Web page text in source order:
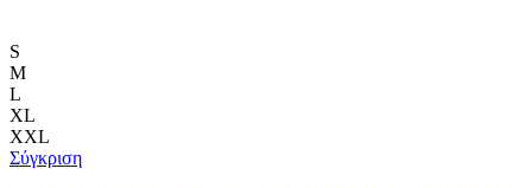
να
S
M
L
XL
XXL
Σύγκριση